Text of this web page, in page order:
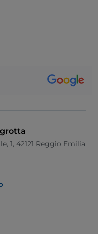
1, 42121 Reggio Emilia